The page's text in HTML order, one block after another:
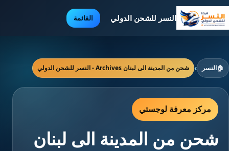
النسر للشحن الدولي القائمة
🏠النسر › شحن من المدينة الى لبنان Archives - النسر للشحن الدولي
مركز معرفة لوجستي
شحن من المدينة الى لبنان